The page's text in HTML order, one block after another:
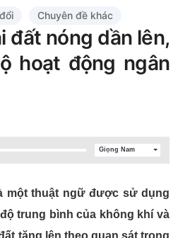
Chuyên đề khác
đất nóng dần lên,
hoạt động ngân
Giọng Nam
một thuật ngữ được sử dụng
trung bình của không khí và
tăng lên theo quan sát trong